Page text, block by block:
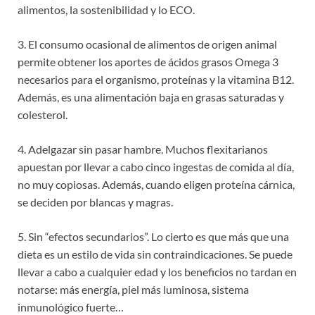
alimentos, la sostenibilidad y lo ECO.
3. El consumo ocasional de alimentos de origen animal
permite obtener los aportes de ácidos grasos Omega 3
necesarios para el organismo, proteínas y la vitamina B12.
Además, es una alimentación baja en grasas saturadas y
colesterol.
4. Adelgazar sin pasar hambre. Muchos flexitarianos
apuestan por llevar a cabo cinco ingestas de comida al día,
no muy copiosas. Además, cuando eligen proteína cárnica,
se deciden por blancas y magras.
5. Sin “efectos secundarios”. Lo cierto es que más que una
dieta es un estilo de vida sin contraindicaciones. Se puede
llevar a cabo a cualquier edad y los beneficios no tardan en
notarse: más energía, piel más luminosa, sistema
inmunológico fuerte…